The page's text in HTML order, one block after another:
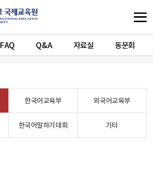
FAQ Q&A 자료실 동문회
한국어교육부 외국어교육부
한국어말하기대회 기타